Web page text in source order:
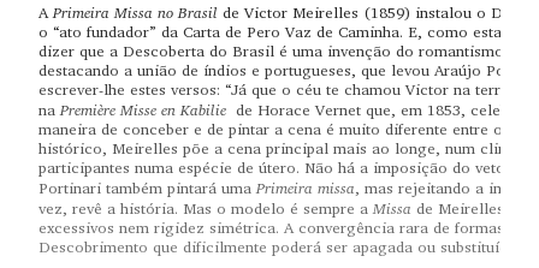
A Primeira Missa no Brasil de Victor Meirelles (1859) instalou o
o “ato fundador” da Carta de Pero Vaz de Caminha. E, como esta
dizer que a Descoberta do Brasil é uma invenção do romantismo do
destacando a união de índios e portugueses, que levou Araújo
escrever-lhe estes versos: “Já que o céu te chamou Victor na terra,
na Première Misse en Kabilie de Horace Vernet que, em 1853,
maneira de conceber e de pintar a cena é muito diferente entre os
histórico, Meirelles põe a cena principal mais ao longe, num clima
participantes numa espécie de útero. Não há a imposição do vetor
Portinari também pintará uma Primeira missa , mas rejeitando a
vez, revê a história. Mas o modelo é sempre a Missa de Meirelles,
excessivos nem rigidez simétrica. A convergência rara de formas,
Descobrimento que dificilmente poderá ser apagada ou substituída.